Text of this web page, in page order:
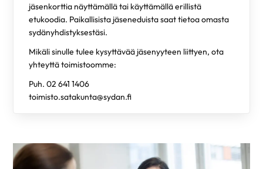
jäsenkorttia näyttämällä tai käyttämällä erillistä
etukoodia. Paikallisista jäseneduista saat tietoa omasta
sydänyhdistyksestäsi.
Mikäli sinulle tulee kysyttävää jäsenyyteen liittyen, ota
yhteyttä toimistoomme:
Puh. 02 641 1406
toimisto.satakunta@sydan.fi